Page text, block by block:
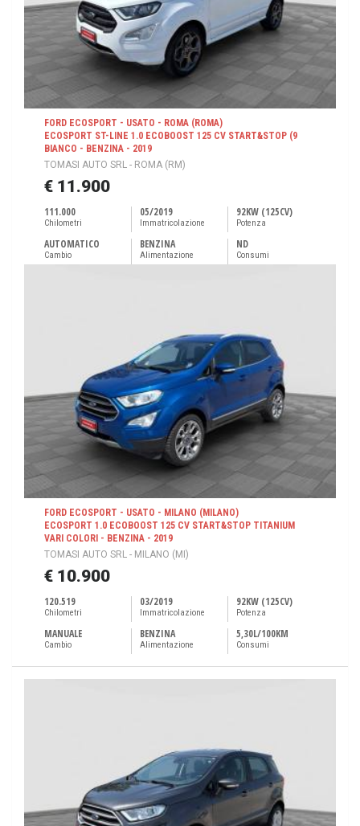
FORD ECOSPORT - USATO - ROMA (ROMA)
ECOSPORT ST-LINE 1.0 ECOBOOST 125 CV START&STOP (9
BIANCO - BENZINA - 2019
TOMASI AUTO SRL - ROMA (RM)
€ 11.900
111.000
Chilometri
05/2019
Immatricolazione
92KW (125CV)
Potenza
AUTOMATICO
Cambio
BENZINA
Alimentazione
ND
Consumi
FORD ECOSPORT - USATO - MILANO (MILANO)
ECOSPORT 1.0 ECOBOOST 125 CV START&STOP TITANIUM
VARI COLORI - BENZINA - 2019
TOMASI AUTO SRL - MILANO (MI)
€ 10.900
120.519
Chilometri
03/2019
Immatricolazione
92KW (125CV)
Potenza
MANUALE
Cambio
BENZINA
Alimentazione
5,30L/100KM
Consumi